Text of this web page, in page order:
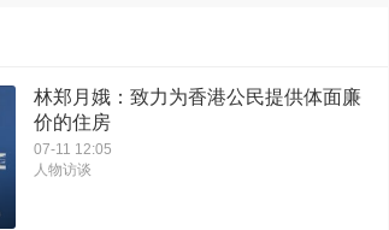
林郑月娥：致力为香港公民提供体面廉
价的住房
07-11 12:05
人物访谈